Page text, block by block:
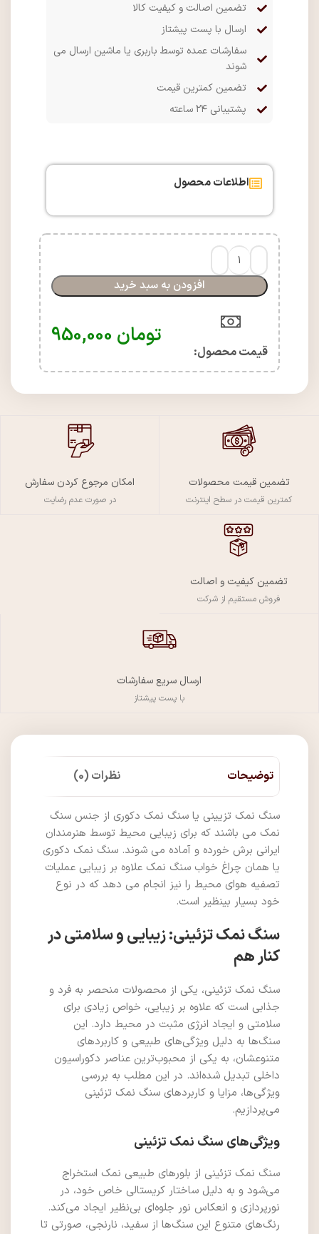
تضمین اصالت و کیفیت کالا
ارسال با پست پیشتاز
سفارشات عمده توسط باربری یا ماشین ارسال می
شوند
تضمین کمترین قیمت
پشتیبانی ۲۴ ساعته
اطلاعات محصول
افزودن به سبد خرید
قیمت محصول:​
تومان
تضمین قیمت محصولات
کمترین قیمت در سطح اینترنت
امکان مرجوع کردن سفارش
در صورت عدم رضایت
تضمین کیفیت و اصالت
فروش مستقیم از شرکت
ارسال سریع سفارشات
با پست پیشتاز
توضیحات نظرات (0)
سنگ نمک تزیینی یا سنگ نمک دکوری از جنس سنگ
نمک می باشند که برای زیبایی محیط توسط هنرمندان
ایرانی برش خورده و آماده می شوند. سنگ نمک دکوری
یا همان چراغ خواب سنگ نمک علاوه بر زیبایی عملیات
تصفیه هوای محیط را نیز انجام می دهد که در نوع
خود بسیار بینظیر است.
سنگ نمک تزئینی: زیبایی و سلامتی در
کنار هم
سنگ نمک تزئینی، یکی از محصولات منحصر به فرد و
جذابی است که علاوه بر زیبایی، خواص زیادی برای
سلامتی و ایجاد انرژی مثبت در محیط دارد. این
سنگ‌ها به دلیل ویژگی‌های طبیعی و کاربردهای
متنوعشان، به یکی از محبوب‌ترین عناصر دکوراسیون
داخلی تبدیل شده‌اند. در این مطلب به بررسی
ویژگی‌ها، مزایا و کاربردهای سنگ نمک تزئینی
می‌پردازیم.
ویژگی‌های سنگ نمک تزئینی
سنگ نمک تزئینی از بلورهای طبیعی نمک استخراج
می‌شود و به دلیل ساختار کریستالی خاص خود، در
نورپردازی و انعکاس نور جلوه‌ای بی‌نظیر ایجاد می‌کند.
رنگ‌های متنوع این سنگ‌ها از سفید، نارنجی، صورتی تا